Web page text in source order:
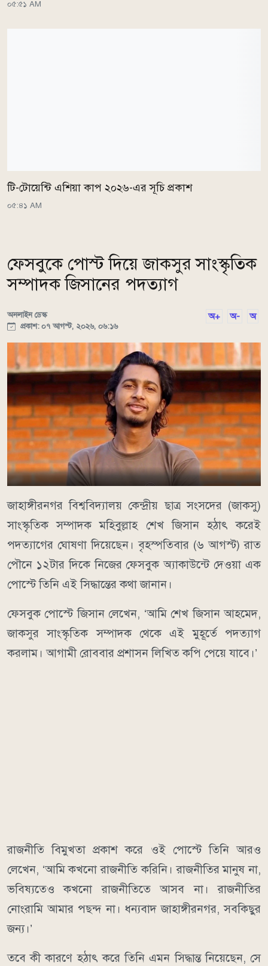
০৫:৫১ AM
টি-টোয়েন্টি এশিয়া কাপ ২০২৬-এর সূচি প্রকাশ
০৫:৪১ AM
ফেসবুকে পোস্ট দিয়ে জাকসুর সাংস্কৃতিক
সম্পাদক জিসানের পদত্যাগ
অনলাইন ডেস্ক
প্রকাশ: ০৭ আগস্ট, ২০২৬, ০৬:১৬
অ+ অ- অ
জাহাঙ্গীরনগর বিশ্ববিদ্যালয় কেন্দ্রীয় ছাত্র সংসদের (জাকসু)
সাংস্কৃতিক সম্পাদক মহিবুল্লাহ শেখ জিসান হঠাৎ করেই
পদত্যাগের ঘোষণা দিয়েছেন। বৃহস্পতিবার (৬ আগস্ট) রাত
পৌনে ১২টার দিকে নিজের ফেসবুক অ্যাকাউন্টে দেওয়া এক
পোস্টে তিনি এই সিদ্ধান্তের কথা জানান।
ফেসবুক পোস্টে জিসান লেখেন, ‘আমি শেখ জিসান আহমেদ,
জাকসুর সাংস্কৃতিক সম্পাদক থেকে এই মুহূর্তে পদত্যাগ
করলাম। আগামী রোববার প্রশাসন লিখিত কপি পেয়ে যাবে।’
রাজনীতি বিমুখতা প্রকাশ করে ওই পোস্টে তিনি আরও
লেখেন, ‘আমি কখনো রাজনীতি করিনি। রাজনীতির মানুষ না,
ভবিষ্যতেও কখনো রাজনীতিতে আসব না। রাজনীতির
নোংরামি আমার পছন্দ না। ধন্যবাদ জাহাঙ্গীরনগর, সবকিছুর
জন্য।’
তবে কী কারণে হঠাৎ করে তিনি এমন সিদ্ধান্ত নিয়েছেন, সে